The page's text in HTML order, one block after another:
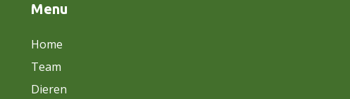
Menu
Home
Team
Dieren